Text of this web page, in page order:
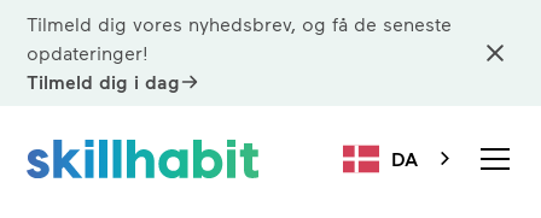
Tilmeld dig vores nyhedsbrev, og få de seneste
opdateringer!
Tilmeld dig i dag
DA